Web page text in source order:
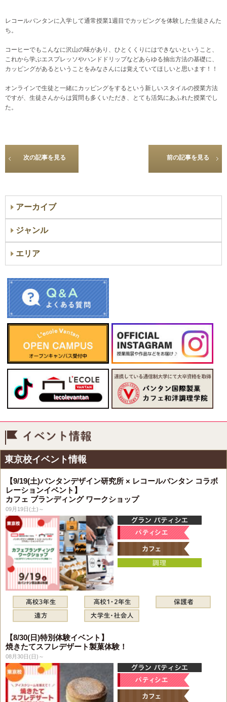
レコールバンタンに入学して通常授業1週目でカッピングを体験した生徒さんた
ち。
コーヒーでもこんなに沢山の味があり、ひとくくりにはできないということ、
これから学ぶエスプレッソやハンドドリップなどあらゆる抽出方法の基礎に、
カッピングがあるということをみなさんには覚えていてほしいと思います！！
オンラインで生徒と一緒にカッピングをするという新しいスタイルの授業方法
ですが、生徒さんからは質問も多くいただき、とても活気にあふれた授業でし
た。
次の記事を見る 前の記事を見る
アーカイブ
ジャンル
エリア
東京校イベント情報
【9/19(土)バンタンデザイン研究所 × レコールバンタン コラボ
レーションイベント】
カフェ ブランディング ワークショップ
09月19日(土)～
【8/30(日)特別体験イベント】
焼きたてスフレデザート製菓体験！
08月30日(日)～